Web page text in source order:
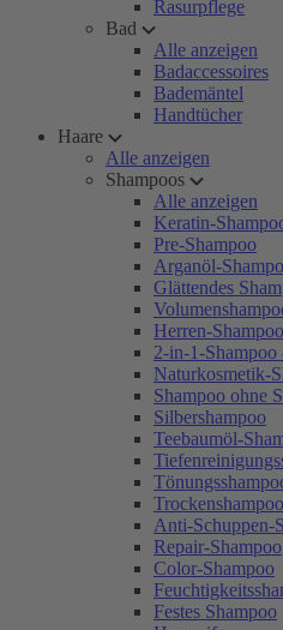
Rasurpflege
Bad
Alle anzeigen
Badaccessoires
Bademäntel
Handtücher
Haare
Alle anzeigen
Shampoos
Alle anzeigen
Keratin-
Pre-Shampoo
Arganöl-
Glättendes
Herren-Shampoo
2-in-1-
Naturkosmetik-
Shampoo ohne
Silbershampoo
Teebaumöl-
Trockenshampoo
Anti-Schuppen-
Repair-Shampoo
Color-Shampoo
Festes Shampoo